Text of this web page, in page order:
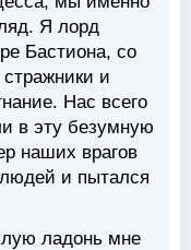
Я лорд
Бастиона, со
и
Нас всего
в эту безумную
наших врагов
и пытался
ладонь мне